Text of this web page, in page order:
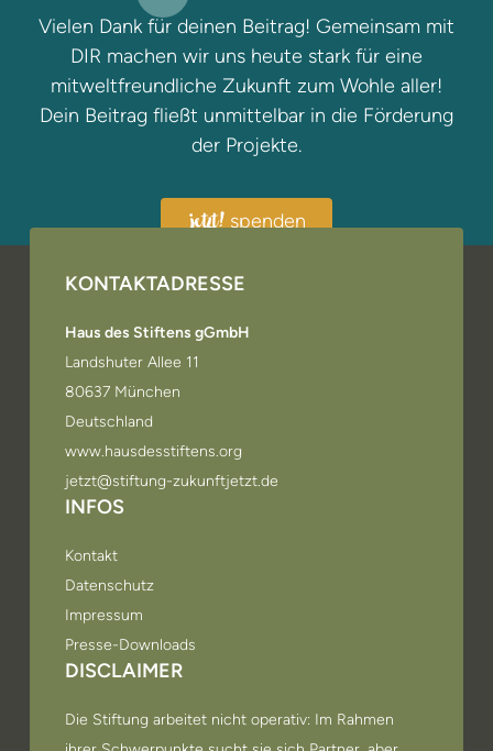
Vielen Dank für deinen Beitrag! Gemeinsam mit
DIR machen wir uns heute stark für eine
mitweltfreundliche Zukunft zum Wohle aller!
Dein Beitrag fließt unmittelbar in die Förderung
der Projekte.
jetzt! spenden
KONTAKTADRESSE
Haus des Stiftens gGmbH
Landshuter Allee 11
80637 München
Deutschland
www.hausdesstiftens.org
jetzt@stiftung-zukunftjetzt.de
INFOS
Kontakt
Datenschutz
Impressum
Presse-Downloads
DISCLAIMER
Die Stiftung arbeitet nicht operativ: Im Rahmen